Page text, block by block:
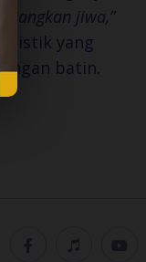
jiwa,”
yang
batin.